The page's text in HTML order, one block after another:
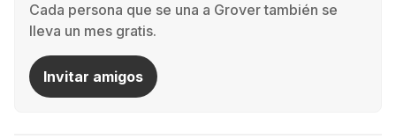
Cada persona que se una a Grover también se
lleva un mes gratis.
Invitar amigos